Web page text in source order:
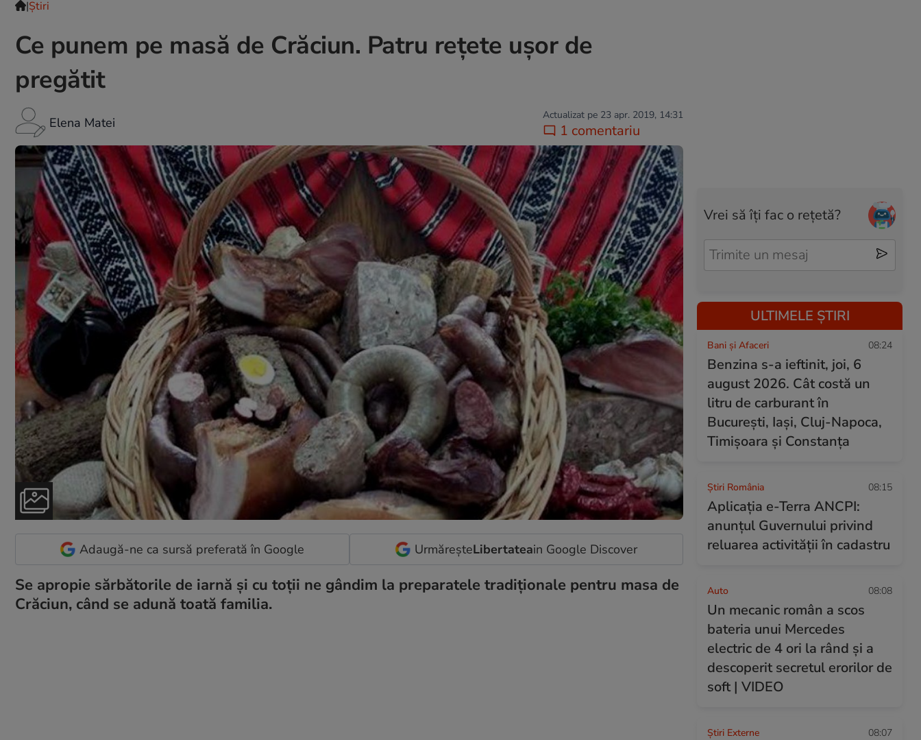
|Ştiri
Ce punem pe masă de Crăciun. Patru rețete ușor de
pregătit
Elena Matei Actualizat pe 23 apr. 2019, 14:31
1 comentariu
Adaugă-ne ca sursă preferată în Google UrmăreșteLibertateain Google Discover
Se apropie sărbătorile de iarnă și cu toții ne gândim la preparatele tradiționale pentru masa de
Crăciun, când se adună toată familia.
Vrei să îți fac o rețetă?
ULTIMELE ȘTIRI
Bani și Afaceri 08:24
Benzina s-a ieftinit, joi, 6
august 2026. Cât costă un
litru de carburant în
București, Iași, Cluj-Napoca,
Timișoara și Constanța
Știri România 08:15
Aplicația e-Terra ANCPI:
anunțul Guvernului privind
reluarea activității în cadastru
Auto 08:08
Un mecanic român a scos
bateria unui Mercedes
electric de 4 ori la rând și a
descoperit secretul erorilor de
soft | VIDEO
Știri Externe 08:07